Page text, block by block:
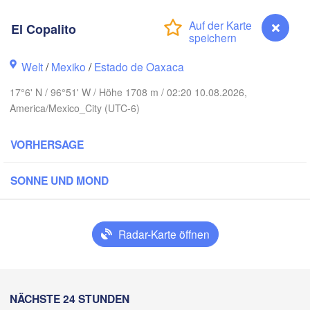
El Copalito
Welt/Mexiko /Estado de Oaxaca
17°6' N / 96°51' W / Höhe 1708 m / 02:20 10.08.2026,
America/Mexico_City (UTC-6)
VORHERSAGE
SONNE UND MOND
Radar-Karte öffnen
NÄCHSTE 24 STUNDEN
Ciudad de México
Querétaro
Veracruz
El Copalito
H